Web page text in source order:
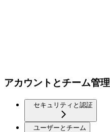
アカウントとチーム管理
セキュリティと認証
ユーザーとチーム